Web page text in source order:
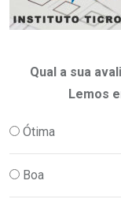
Qual a sua
Lemos
Ótima
Boa